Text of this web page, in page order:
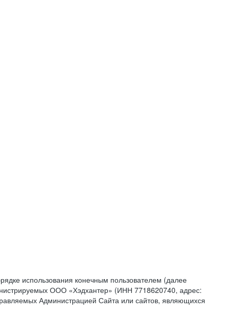
использования конечным пользователем (далее
ООО «Хэдхантер» (ИНН 7718620740, адрес:
Администрацией Сайта или сайтов, являющихся